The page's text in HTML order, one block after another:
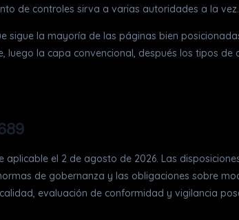
de controles sirva a varias autoridades a la vez.
la mayoría de las páginas bien
la capa convencional, después los tipos
el 2 de agosto de 2026. Las
de gobernanza y las obligaciones sobre
evaluación de conformidad y vigilancia